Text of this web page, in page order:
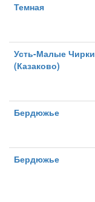
Темная
Усть-Малые Чирки
(Казаково)
Бердюжье
Бердюжье